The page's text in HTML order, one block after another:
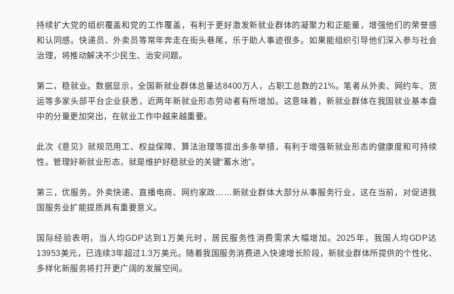
持续扩大党的组织覆盖和党的工作覆盖，有利于更好激发新就业群体的凝聚力和正能量，增强他们的荣誉感
和认同感。快递员、外卖员等常年奔走在街头巷尾，乐于助人事迹很多。如果能组织引导他们深入参与社会
治理，将推动解决不少民生、治安问题。
第二，稳就业。数据显示，全国新就业群体总量达8400万人，占职工总数的21%。笔者从外卖、网约车、货
运等多家头部平台企业获悉，近两年新就业形态劳动者有所增加。这意味着，新就业群体在我国就业基本盘
中的分量更加突出，在就业工作中越来越重要。
此次《意见》就规范用工、权益保障、算法治理等提出多条举措，有利于增强新就业形态的健康度和可持续
性。管理好新就业形态，就是维护好稳就业的关键“蓄水池”。
第三，优服务。外卖快递、直播电商、网约家政……新就业群体大部分从事服务行业，这在当前，对促进我
国服务业扩能提质具有重要意义。
国际经验表明，当人均GDP达到1万美元时，居民服务性消费需求大幅增加。2025年，我国人均GDP达
13953美元，已连续3年超过1.3万美元。随着我国服务消费进入快速增长阶段，新就业群体所提供的个性化、
多样化新服务将打开更广阔的发展空间。